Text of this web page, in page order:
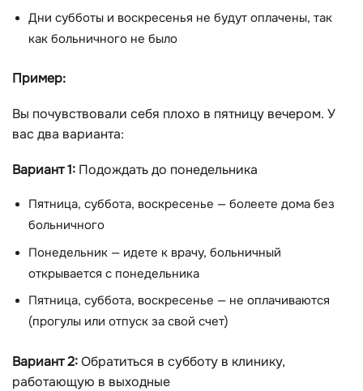
Дни субботы и воскресенья не будут оплачены, так
как больничного не было
Пример:
Вы почувствовали себя плохо в пятницу вечером. У
вас два варианта:
Вариант 1: Подождать до понедельника
Пятница, суббота, воскресенье — болеете дома без
больничного
Понедельник — идете к врачу, больничный
открывается с понедельника
Пятница, суббота, воскресенье — не оплачиваются
(прогулы или отпуск за свой счет)
Вариант 2:Обратиться в субботу в клинику,
работающую в выходные